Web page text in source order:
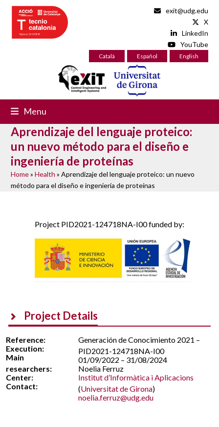
Skip
content
exit@udg.edu
X
LinkedIn
YouTube
Català Español English
Menu
Aprendizaje del lenguaje proteico:
un nuevo método para el diseño e
ingeniería de proteínas
Home»Health »Aprendizaje del lenguaje proteico: un nuevo
método para el diseño e ingeniería de proteínas
Project PID2021-124718NA-I00 funded by:
Project Details
Reference:
Execution:
Main
researchers:
Center:
Contact:
Generación de Conocimiento 2021 –
PID2021-124718NA-I00
01/09/2022 – 31/08/2024
Noelia Ferruz
Institut d’Informàtica i Aplicacions
(Universitat de Girona)
noelia.ferruz@udg.edu